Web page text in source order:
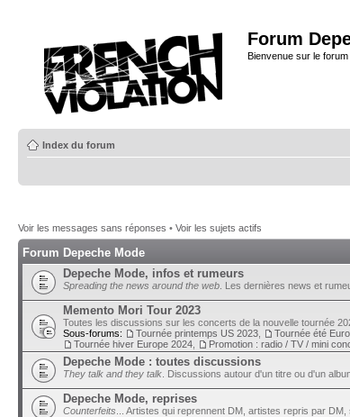
Forum
Bienvenue sur le
Index du forum
Voir les messages sans réponses • Voir les sujets actifs
Forum Depeche Mode
Depeche Mode, infos et rumeurs
Spreading the news around the web . Les dernières news et
Memento Mori Tour 2023
Toutes les discussions sur les concerts de la nouvelle tournée
Sous-forums:
Tournée printemps US 2023 Tournée été
Tournée hiver Europe 2024
Promotion : radio / TV / mini
Depeche Mode : toutes discussions
They talk and they talk . Discussions autour d'un titre ou d'un
Depeche Mode, reprises
Counterfeits ... Artistes qui reprennent DM, artistes repris par